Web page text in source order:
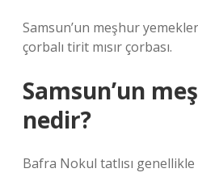
Samsun’un meşhur
çorbalı tirit mısır çorbası.
Samsun’un
nedir?
Bafra Nokul tatlısı